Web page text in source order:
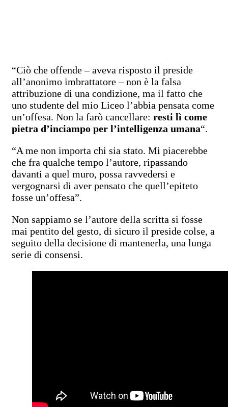
“Ciò che offende – aveva risposto il preside
all’anonimo imbrattatore – non è la falsa
attribuzione di una condizione, ma il fatto che
uno studente del mio Liceo l’abbia pensata come
un’offesa. Non la farò cancellare: resti lì come
pietra d’inciampo per l’intelligenza umana“.
“A me non importa chi sia stato. Mi piacerebbe
che fra qualche tempo l’autore, ripassando
davanti a quel muro, possa ravvedersi e
vergognarsi di aver pensato che quell’epiteto
fosse un’offesa”.
Non sappiamo se l’autore della scritta si fosse
mai pentito del gesto, di sicuro il preside colse, a
seguito della decisione di mantenerla, una lunga
serie di consensi.